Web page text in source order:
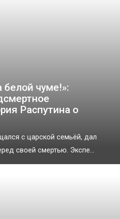
белой чуме!»:
Распутина о
с царской семьёй, дал
своей смертью. Экспе...